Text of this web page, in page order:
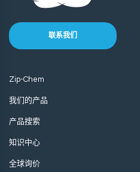
联系我们
Zip-Chem
我们的产品
产品搜索
知识中心
全球询价